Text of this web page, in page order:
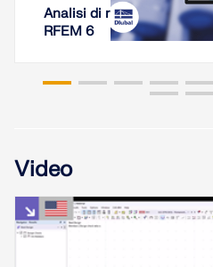
Analisi di rigidezza di
RFEM 6
Video